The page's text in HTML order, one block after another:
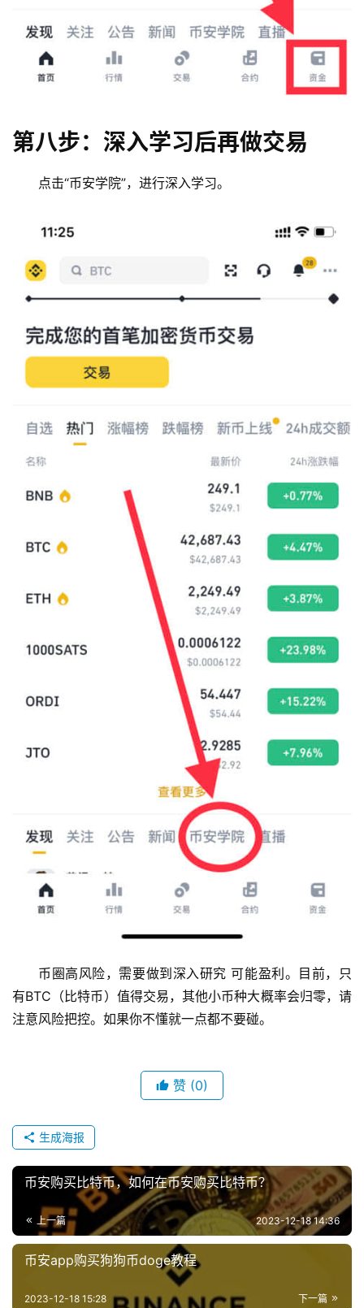
第八步：深入学习后再做交易
点击“币安学院”，进行深入学习。
币圈高风险，需要做到深入研究 可能盈利。目前，只
有BTC（比特币）值得交易，其他小币种大概率会归零，请
注意风险把控。如果你不懂就一点都不要碰。
赞 (0)
生成海报
币安购买比特币，如何在币安购买比特币？
上一篇 2023-12-18 14:36
币安app购买狗狗币doge教程
下一篇
2023-12-18 15:28